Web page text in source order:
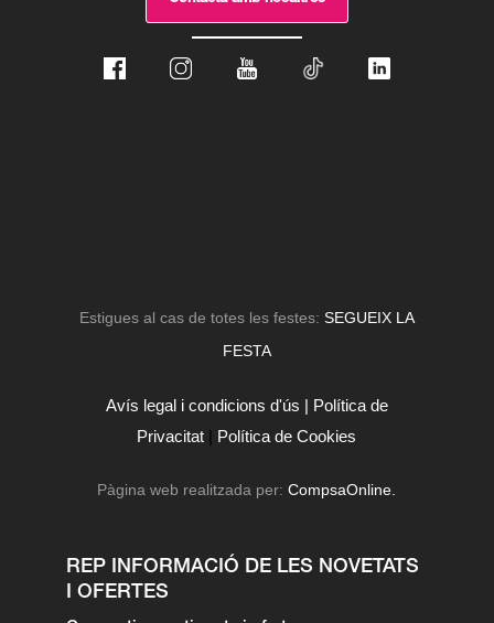
Estigues al cas de totes les festes: SEGUEIX LA
FESTA
Avís legal i condicions d'ús | Política de
Privacitat | Política de Cookies
Pàgina web realitzada per:CompsaOnline.
REP INFORMACIÓ DE LES NOVETATS
I OFERTES